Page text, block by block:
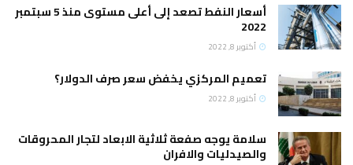
أسعار النفط تصعد إلى أعلى مستوى منذ 5 سبتمبر
2022
أكتوبر 8, 2022
تعميم المركزي يخفض سعر صرف الدولار؟
أكتوبر 8, 2022
سلامة يوجه صفعة ثلاثية الابعاد لتجار المحروقات
والصيدليات والافران